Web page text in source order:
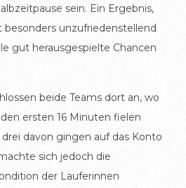
sein. Ein Ergebnis,
besonders unzufriedenstellend
gut herausgespielte Chancen
beide Teams dort an, wo
ersten 16 Minuten fielen
davon gingen auf das Konto
sich jedoch die
der Lauferinnen